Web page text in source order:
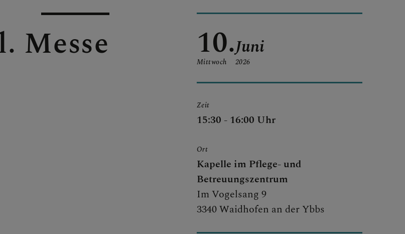
PV
Messe 10.
Mittwoch
Juni
2026
Zeit
15:30 - 16:00 Uhr
Ort
Kapelle im Pflege- und
Betreuungszentrum
Im Vogelsang 9
3340 Waidhofen an der Ybbs